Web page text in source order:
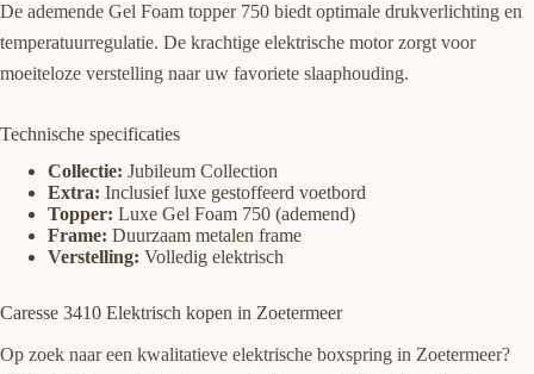
De ademende Gel Foam topper 750 biedt optimale drukverlichting en
temperatuurregulatie. De krachtige elektrische motor zorgt voor
moeiteloze verstelling naar uw favoriete slaaphouding.
Technische specificaties
Collectie: Jubileum Collection
Extra: Inclusief luxe gestoffeerd voetbord
Topper: Luxe Gel Foam 750 (ademend)
Frame: Duurzaam metalen frame
Verstelling: Volledig elektrisch
Caresse 3410 Elektrisch kopen in Zoetermeer
Op zoek naar een kwalitatieve elektrische boxspring in Zoetermeer?